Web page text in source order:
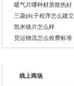
暖气片哪种材质散热好
三菱plc子程序怎么建立
凯米镜片怎么样
货运物流怎么收费标准
线上商场